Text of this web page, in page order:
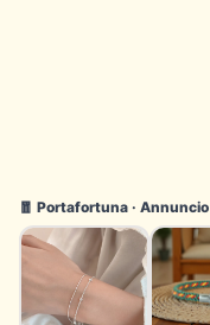
🧧 Portafortuna · Annuncio